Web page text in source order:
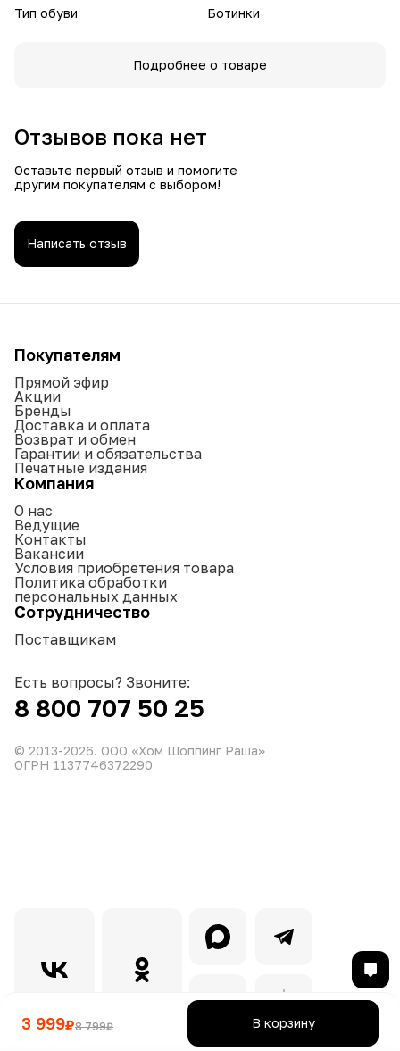
Тип обуви Ботинки
Подробнее о товаре
3 999₽8 799₽ В корзину
Отзывов пока нет
Оставьте первый отзыв и помогите
другим покупателям с выбором!
Написать отзыв
Покупателям
Прямой эфир
Акции
Бренды
Доставка и оплата
Возврат и обмен
Гарантии и обязательства
Печатные издания
Компания
О нас
Ведущие
Контакты
Вакансии
Условия приобретения товара
Политика обработки
персональных данных
Сотрудничество
Поставщикам
Есть вопросы? Звоните:
8 800 707 50 25
© 2013-2026. ООО «Хом Шоппинг Раша»
ОГРН 1137746372290